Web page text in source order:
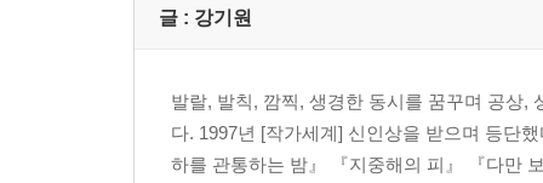
이상교 083 마음먹다 _변은경 084 어느 전교 회
5부 걱정할 필요 없다 우리 옆집에는 김순옥 할머
꽃밭 _강정규 098 봄 입학식 _김은영 099 틀려
글 : 강기원
발랄, 발칙, 깜찍, 생경한 동시를 꿈꾸며 공상,
다. 1997년 [작가세계] 신인상을 받으며 등단
하를 관통하는 밤』 『지중해의 피』 『다만